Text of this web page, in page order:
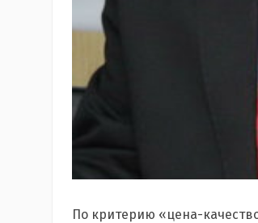
По критерию «цена-